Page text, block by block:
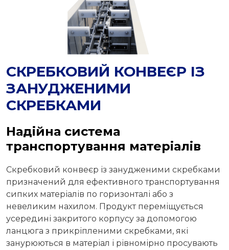
СКРЕБКОВИЙ КОНВЕЄР ІЗ
ЗАНУДЖЕНИМИ
СКРЕБКАМИ
Надійна система
транспортування матеріалів
Скребковий конвеєр із занудженими скребками
призначений для ефективного транспортування
сипких матеріалів по горизонталі або з
невеликим нахилом. Продукт переміщується
усередині закритого корпусу за допомогою
ланцюга з прикріпленими скребками, які
занурюються в матеріал і рівномірно просувають